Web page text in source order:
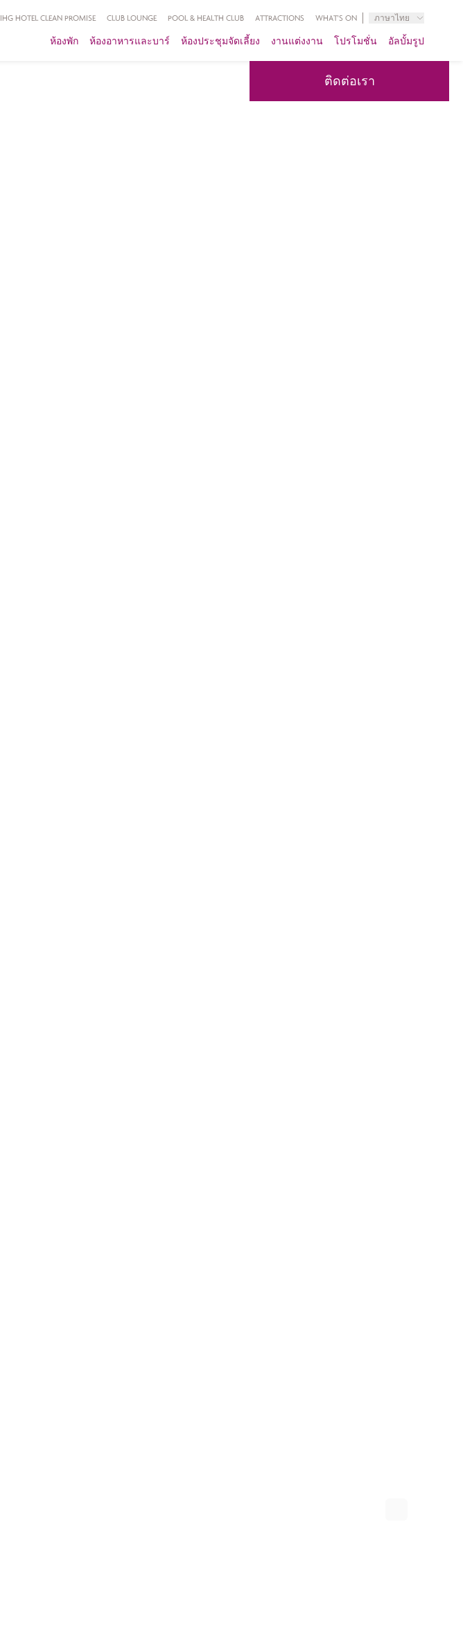
IHG HOTEL CLEAN PROMISE CLUB LOUNGE POOL & HEALTH CLUB ATTRACTIONS WHAT'S ON ภาษาไทย
ห้องพัก ห้องอาหารและบาร์ ห้องประชุมจัดเลี้ยง งานแต่งงาน โปรโมชั่น อัลบั้มรูป
ติดต่อเรา